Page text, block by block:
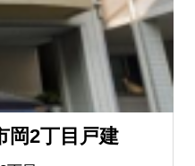
岡2丁目戸建